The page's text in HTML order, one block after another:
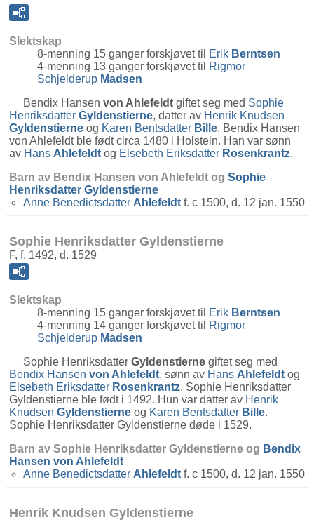
Slektskap
8-menning 15 ganger forskjøvet til
Erik Berntsen
4-menning 13 ganger forskjøvet til
Rigmor
Schjelderup Madsen
Bendix Hansen von Ahlefeldt giftet seg med Sophie
Henriksdatter Gyldenstierne, datter av Henrik Knudsen
Gyldenstierne og Karen Bentsdatter Bille. Bendix Hansen
von Ahlefeldt ble født circa 1480 i Holstein. Han var sønn
av Hans Ahlefeldt og Elsebeth Eriksdatter Rosenkrantz.
Barn av Bendix Hansen von Ahlefeldt og Sophie
Henriksdatter Gyldenstierne
Anne Benedictsdatter Ahlefeldt f. c 1500, d. 12 jan. 1550
Sophie Henriksdatter Gyldenstierne
F, f. 1492, d. 1529
Slektskap
8-menning 15 ganger forskjøvet til
Erik Berntsen
4-menning 14 ganger forskjøvet til
Rigmor
Schjelderup Madsen
Sophie Henriksdatter Gyldenstierne giftet seg med
Bendix Hansen von Ahlefeldt, sønn av Hans Ahlefeldt og
Elsebeth Eriksdatter Rosenkrantz. Sophie Henriksdatter
Gyldenstierne ble født i 1492. Hun var datter av Henrik
Knudsen Gyldenstierne og Karen Bentsdatter Bille.
Sophie Henriksdatter Gyldenstierne døde i 1529.
Barn av Sophie Henriksdatter Gyldenstierne og Bendix
Hansen von Ahlefeldt
Anne Benedictsdatter Ahlefeldt f. c 1500, d. 12 jan. 1550
Henrik Knudsen Gyldenstierne